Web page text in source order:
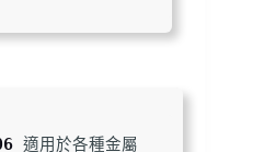
適用於各種金屬